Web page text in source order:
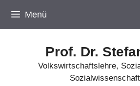
Inhalt
springen
Menü
Prof. Dr.
Volkswirtschaftslehre,